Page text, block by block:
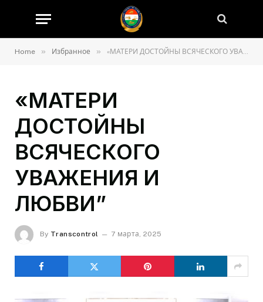
Home » Избранное » «МАТЕРИ ДОСТОЙНЫ ВСЯЧЕСКОГО УВАЖЕНИЯ И ЛЮБВИ”
«МАТЕРИ
ДОСТОЙНЫ
ВСЯЧЕСКОГО
УВАЖЕНИЯ И
ЛЮБВИ”
By Transcontrol 7 марта, 2025